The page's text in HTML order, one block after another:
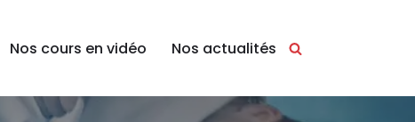
Nos cours en vidéo Nos actualités